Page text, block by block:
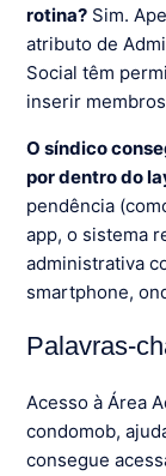
rotina? Sim.
atributo de
Social têm
inserir
O síndico
por dentro do
pendência
app, o sistema
administrativa
smartphone,
Palavras-
Acesso à Área
condomob,
consegue